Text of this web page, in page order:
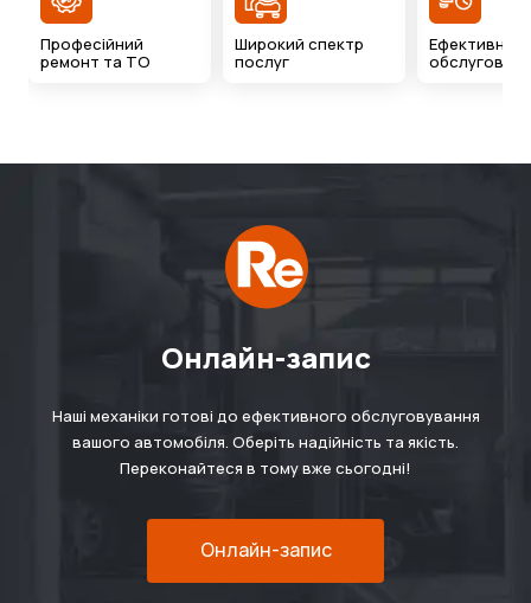
Професійний
ремонт та ТО
Широкий спектр
послуг
Ефективний
Онлайн-запис
Наші механіки готові до ефективного обслуговування
вашого автомобіля. Оберіть надійність та якість.
Переконайтеся в тому вже сьогодні!
Онлайн-запис